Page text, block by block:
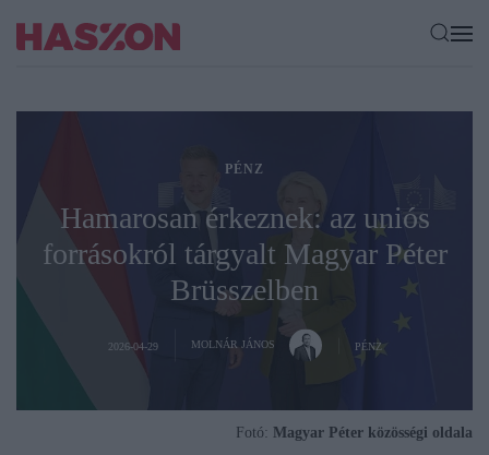
PÉNZ
Hamarosan érkeznek: az uniós
forrásokról tárgyalt Magyar Péter
Brüsszelben
2026-04-29 MOLNÁR JÁNOS PÉNZ
Fotó: Magyar Péter közösségi oldala